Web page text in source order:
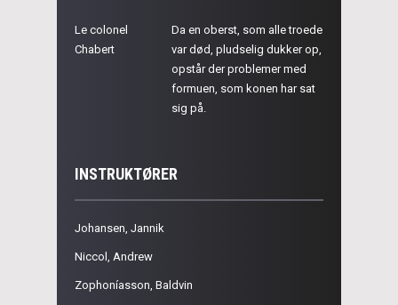
Le colonel
Chabert
Da en oberst, som alle troede
var død, pludselig dukker op,
opstår der problemer med
formuen, som konen har sat
sig på.
INSTRUKTØRER
Johansen, Jannik
Niccol, Andrew
Zophoníasson, Baldvin